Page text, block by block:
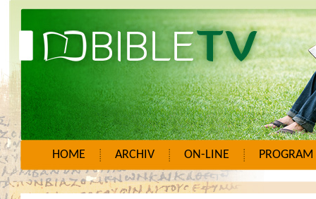
HOME ARCHIV ON-LINE PROGRAM